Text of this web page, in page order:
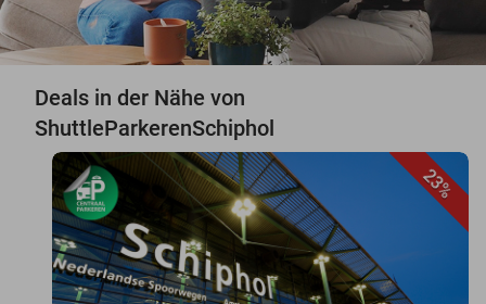
Deals in der Nähe von
ShuttleParkerenSchiphol
23%